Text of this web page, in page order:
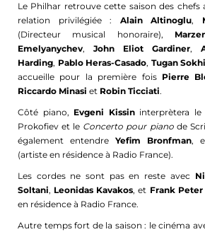
Le Philhar retrouve cette saison des chefs
relation privilégiée : Alain Altinoglu,
(Directeur musical honoraire),
Emelyanychev, John Eliot Gardiner,
Harding, Pablo Heras-Casado, Tugan
accueille pour la première foisPierre
Riccardo Minasi et Robin Ticciati.
Côté piano, Evgeni Kissininterprètera le
Prokofiev et le Concerto pour pianode
également entendre Yefim Bronfman,
(artiste en résidence à Radio France).
Les cordes ne sont pas en reste avec
Soltani, Leonidas Kavakos, et Frank
en résidence à Radio France.
Autre temps fort de la saison : le cinéma